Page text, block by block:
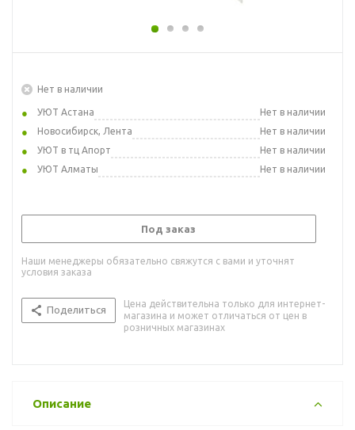
Нет в наличии
УЮТ Астана
Нет в наличии
Новосибирск, Лента
Нет в наличии
УЮТ в тц Апорт
Нет в наличии
УЮТ Алматы
Нет в наличии
Под заказ
Наши менеджеры обязательно свяжутся с вами и уточнят
условия заказа
Поделиться
Цена действительна только для интернет-
магазина и может отличаться от цен в
розничных магазинах
Описание